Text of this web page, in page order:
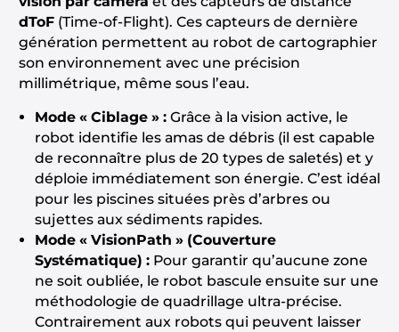
dToF(Time-of-Flight). Ces capteurs de dernière
génération permettent au robot de cartographier
son environnement avec une précision
millimétrique, même sous l’eau.
Mode « Ciblage » :Grâce à la vision active, le
robot identifie les amas de débris (il est capable
de reconnaître plus de 20 types de saletés) et y
déploie immédiatement son énergie. C’est idéal
pour les piscines situées près d’arbres ou
sujettes aux sédiments rapides.
Mode « VisionPath » (Couverture
Systématique) :Pour garantir qu’aucune zone
ne soit oubliée, le robot bascule ensuite sur une
méthodologie de quadrillage ultra-précise.
Contrairement aux robots qui peuvent laisser